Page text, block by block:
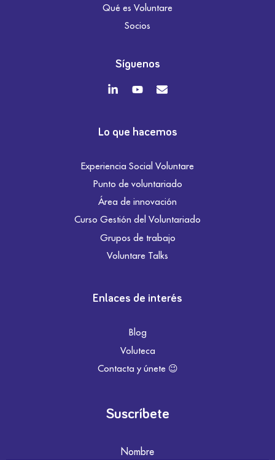
Qué es Voluntare
Socios
Síguenos
Lo que hacemos
Experiencia Social Voluntare
Punto de voluntariado
Área de innovación
Curso Gestión del Voluntariado
Grupos de trabajo
Voluntare Talks
Enlaces de interés
Blog
Voluteca
Contacta y únete 😉
Suscríbete
Nombre